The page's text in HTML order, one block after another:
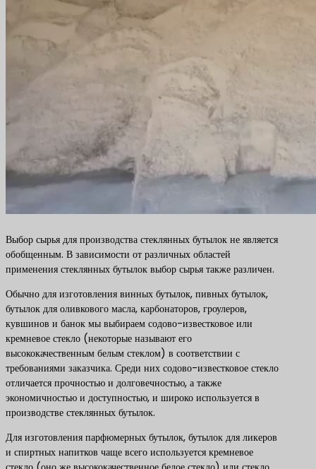
Выбор сырья для производства стеклянных бутылок не является
обобщенным. В зависимости от различных областей
применения стеклянных бутылок выбор сырья также различен.
Обычно для изготовления винных бутылок, пивных бутылок,
бутылок для оливкового масла, карбонаторов, гроулеров,
кувшинов и банок мы выбираем содово-известковое или
кремневое стекло (некоторые называют его
высококачественным белым стеклом) в соответствии с
требованиями заказчика. Среди них содово-известковое стекло
отличается прочностью и долговечностью, а также
экономичностью и доступностью, и широко используется в
производстве стеклянных бутылок.
Для изготовления парфюмерных бутылок, бутылок для ликеров
и спиртных напитков чаще всего используется кремневое